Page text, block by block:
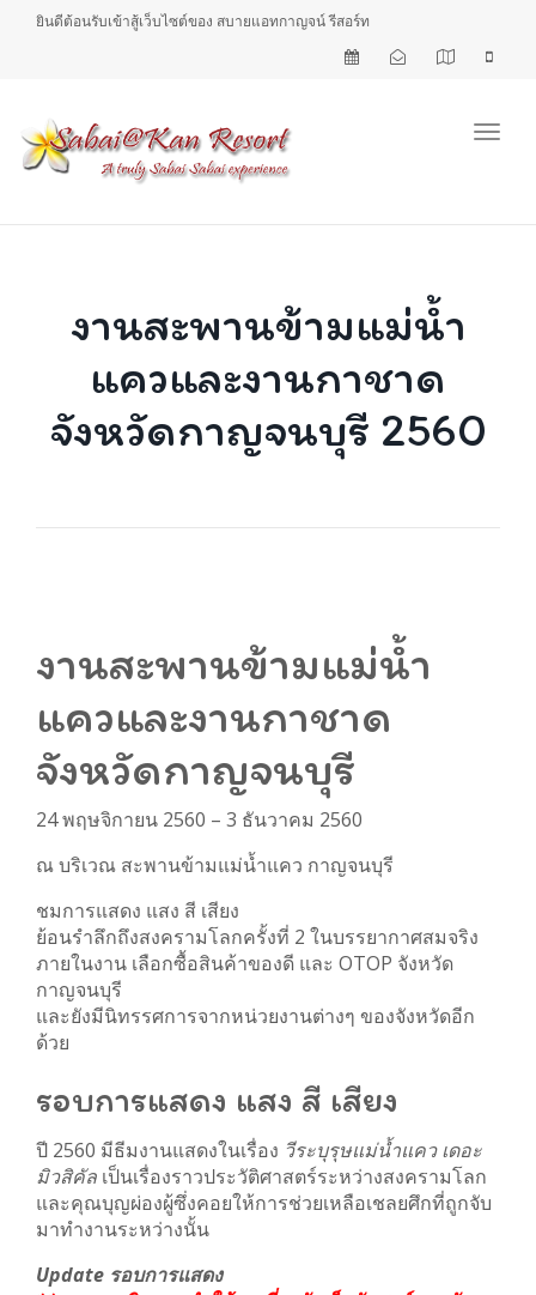
ยินดีต้อนรับเข้าสู้เว็บไซต์ของ สบายแอทกาญจน์ รีสอร์ท
งานสะพานข้ามแม่น้ำ
แควและงานกาชาด
จังหวัดกาญจนบุรี 2560
งานสะพานข้ามแม่น้ำ
แควและงานกาชาด
จังหวัดกาญจนบุรี
24 พฤษจิกายน 2560 – 3 ธันวาคม 2560
ณ บริเวณ สะพานข้ามแม่น้ำแคว กาญจนบุรี
ชมการแสดง แสง สี เสียง
ย้อนรำลึกถึงสงครามโลกครั้งที่ 2 ในบรรยากาศสมจริง
ภายในงาน เลือกซื้อสินค้าของดี และ OTOP จังหวัด
กาญจนบุรี
และยังมีนิทรรศการจากหน่วยงานต่างๆ ของจังหวัดอีก
ด้วย
รอบการแสดง แสง สี เสียง
ปี 2560 มีธีมงานแสดงในเรื่อง วีระบุรุษแม่น้ำแคว เดอะ
มิวสิคัล เป็นเรื่องราวประวัติศาสตร์ระหว่างสงครามโลก
และคุณบุญผ่องผู้ซึ่งคอยให้การช่วยเหลือเชลยศึกที่ถูกจับ
มาทำงานระหว่างนั้น
Update รอบการแสดง